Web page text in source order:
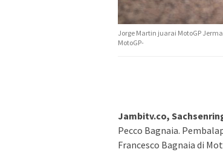
Jorge Martin juarai MotoGP
MotoGP-
Jambitv.co,
Pecco Bagnaia.
Francesco Bagnaia di